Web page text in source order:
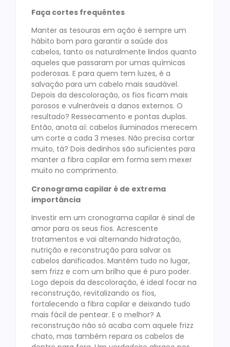
Faça cortes frequêntes
Manter as tesouras em ação é sempre um
hábito bom para garantir a saúde dos
cabelos, tanto os naturalmente lindos quanto
aqueles que passaram por umas químicas
poderosas. E para quem tem luzes, é a
salvação para um cabelo mais saudável.
Depois da descoloração, os fios ficam mais
porosos e vulneráveis a danos externos. O
resultado? Ressecamento e pontas duplas.
Então, anota aí: cabelos iluminados merecem
um corte a cada 3 meses. Não precisa cortar
muito, tá? Dois dedinhos são suficientes para
manter a fibra capilar em forma sem mexer
muito no comprimento.
Cronograma capilar é de extrema
importância
Investir em um cronograma capilar é sinal de
amor para os seus fios. Acrescente
tratamentos e vai alternando hidratação,
nutrição e reconstrução para salvar os
cabelos danificados. Mantém tudo no lugar,
sem frizz e com um brilho que é puro poder.
Logo depois da descoloração, é ideal focar na
reconstrução, revitalizando os fios,
fortalecendo a fibra capilar e deixando tudo
mais fácil de pentear. E o melhor? A
reconstrução não só acaba com aquele frizz
chato, mas também repara os cabelos de